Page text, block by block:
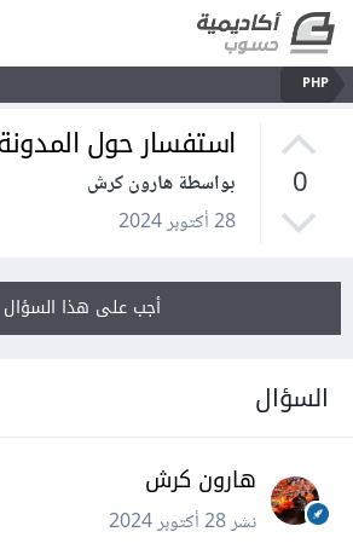
PHP
0
استفسار حول المدونة
بواسطة هارون كرش
28 أكتوبر 2024
أجب على هذا السؤال
السؤال
هارون كرش
نشر28 أكتوبر 2024